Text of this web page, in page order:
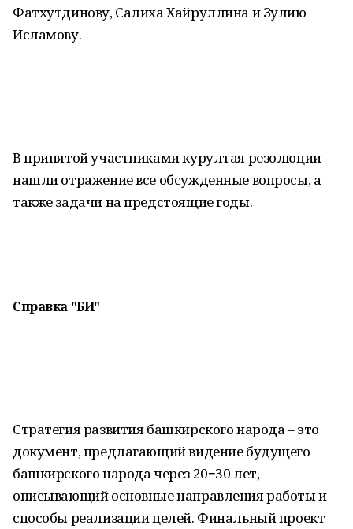
Фатхутдинову, Салиха Хайруллина и Зулию
Исламову.
В принятой участниками курултая резолюции
нашли отражение все обсужденные вопросы, а
также задачи на предстоящие годы.
Справка "БИ"
Стратегия развития башкирского народа – это
документ, предлагающий видение будущего
башкирского народа через 20−30 лет,
описывающий основные направления работы и
способы реализации целей. Финальный проект